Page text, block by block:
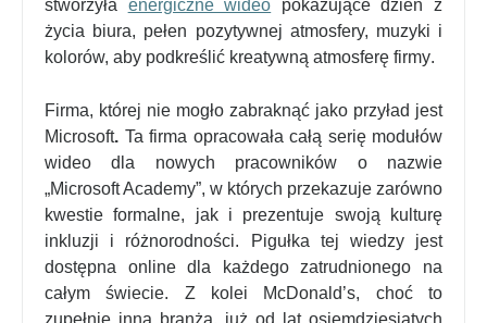
stworzyła energiczne wideo pokazujące dzień z
życia biura, pełen pozytywnej atmosfery, muzyki i
kolorów, aby podkreślić kreatywną atmosferę firmy​.
Firma, której nie mogło zabraknąć jako przyład jest
Microsoft. Ta firma opracowała całą serię modułów
wideo dla nowych pracowników o nazwie
„Microsoft Academy”, w których przekazuje zarówno
kwestie formalne, jak i prezentuje swoją kulturę
inkluzji i różnorodności. Pigułka tej wiedzy jest
dostępna online dla każdego zatrudnionego na
całym świecie. Z kolei
McDonald’s, choć to
zupełnie inna branża, już od lat osiemdziesiątych